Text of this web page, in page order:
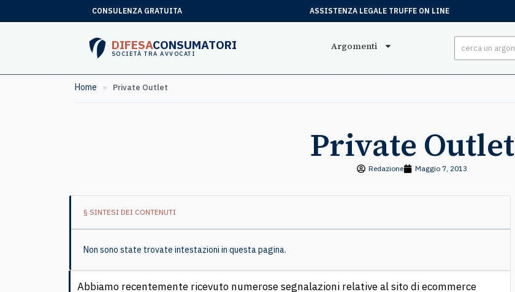
CONSULENZA GRATUITA ASSISTENZA LEGALE TRUFFE ON LINE
DIFESACONSUMATORI
SOCIETÀ TRA AVVOCATI
Argomenti
Home » Private Outlet
Private Outlet
Redazione Maggio 7, 2013
§ SINTESI DEI CONTENUTI
Non sono state trovate intestazioni in questa pagina.
Abbiamo recentemente ricevuto numerose segnalazioni relative al sito di ecommerce
Stefano , 15 Luglio
Tutto perfetto